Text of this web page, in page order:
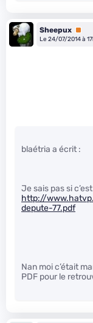
Sheepux
Le 24/07/2014 à
blaétria a écrit :
Je sais pas si
http://
depute-77.pdf
Nan moi c’était
PDF pour le